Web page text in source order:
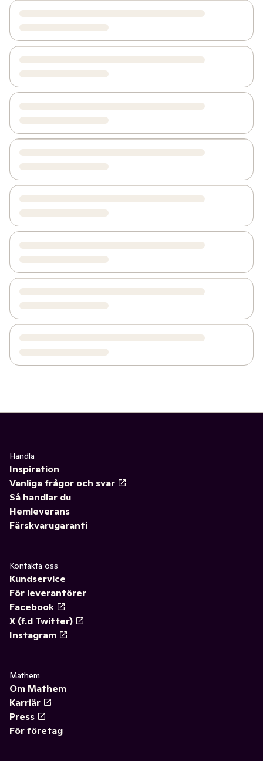
Handla
Inspiration
Vanliga frågor och svar
Så handlar du
Hemleverans
Färskvarugaranti
Kontakta oss
Kundservice
För leverantörer
Facebook
X (f.d Twitter)
Instagram
Mathem
Om Mathem
Karriär
Press
För företag